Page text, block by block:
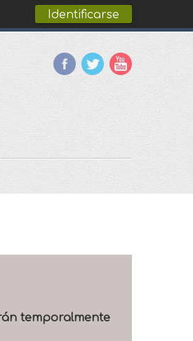
Identificarse
temporalmente